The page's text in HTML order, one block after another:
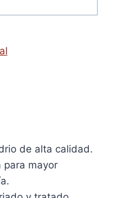
de alta calidad.
para mayor